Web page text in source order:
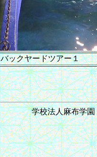
バックヤードツアー１
学校法人麻布学園